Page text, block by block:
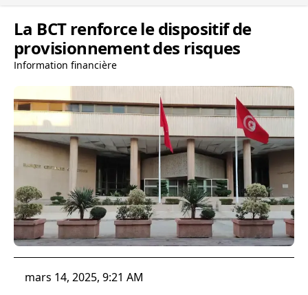
La BCT renforce le dispositif de
provisionnement des risques
Information financière
mars 14, 2025, 9:21 AM